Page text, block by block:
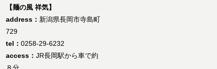
【麺の風 祥気】
address： 新潟県長岡市寺島町
729
tel： 0258-29-6232
access： JR長岡駅から車で約